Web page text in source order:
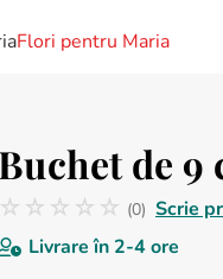
Flori pentru Maria
Buchet de
☆ ☆ ☆ ☆ ☆ (0)
Nicio recenzie
Scrie
Livrare în 2-4 ore